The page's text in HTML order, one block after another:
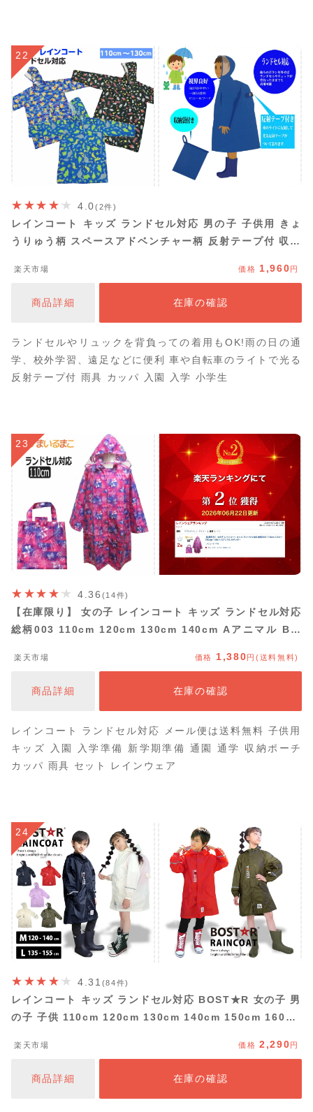
22
4.0(2件)
レインコート キッズ ランドセル対応 男の子 子供用 きょ
うりゅう柄 スペースアドベンチャー柄 反射テープ付 収納
110cm 120cm 130cm
楽天市場 価格 1,960円
商品詳細 在庫の確認
ランドセルやリュックを背負っての着用もOK!雨の日の通
学、校外学習、遠足などに便利 車や自転車のライトで光る
反射テープ付 雨具 カッパ 入園 入学 小学生
23
4.36 (14件)
【在庫限り】 女の子 レインコート キッズ ランドセル対応
総柄003 110cm 120cm 130cm 140cm Aアニマル Bギ
服 女の子 ジュニア レイングッズ レインウェア リュック
楽天市場 価格 1,380円(送料無料)
商品詳細 在庫の確認
レインコート ランドセル対応 メール便は送料無料 子供用
キッズ 入園 入学準備 新学期準備 通園 通学 収納ポーチ
カッパ 雨具 セット レインウェア
24
4.31 (84件)
レインコート キッズ ランドセル対応 BOST★R 女の子 男
の子 子供 110cm 120cm 130cm 140cm 150cm 160cm
ニア 遠足 校外学習 シンプル 雪遊び 無地 雨具 カッパ ポ
楽天市場 価格 2,290 円
商品詳細 在庫の確認